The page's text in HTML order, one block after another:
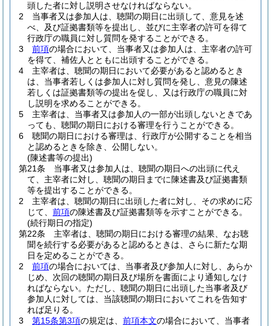
頭した者に対し説明させなければならない。
2
当事者又は参加人は、聴聞の期日に出頭して、意見を述
べ、及び証拠書類等を提出し、並びに主宰者の許可を得て
行政庁の職員に対し質問を発することができる。
3
前項の場合において、当事者又は参加人は、主宰者の許可
を得て、補佐人とともに出頭することができる。
4
主宰者は、聴聞の期日において必要があると認めるとき
は、当事者若しくは参加人に対し質問を発し、意見の陳述
若しくは証拠書類等の提出を促し、又は行政庁の職員に対
し説明を求めることができる。
5
主宰者は、当事者又は参加人の一部が出頭しないときであ
っても、聴聞の期日における審理を行うことができる。
6
聴聞の期日における審理は、行政庁が公開することを相当
と認めるときを除き、公開しない。
(陳述書等の提出)
第21条
当事者又は参加人は、聴聞の期日への出頭に代え
て、主宰者に対し、聴聞の期日までに陳述書及び証拠書類
等を提出することができる。
2
主宰者は、聴聞の期日に出頭した者に対し、その求めに応
じて、 前項の陳述書及び証拠書類等を示すことができる。
(続行期日の指定)
第22条
主宰者は、聴聞の期日における審理の結果、なお聴
聞を続行する必要があると認めるときは、さらに新たな期
日を定めることができる。
2
前項の場合においては、当事者及び参加人に対し、あらか
じめ、次回の聴聞の期日及び場所を書面により通知しなけ
ればならない。 ただし、聴聞の期日に出頭した当事者及び
参加人に対しては、当該聴聞の期日においてこれを告知す
れば足りる。
3
第15条第3項の規定は、 前項本文の場合において、当事者